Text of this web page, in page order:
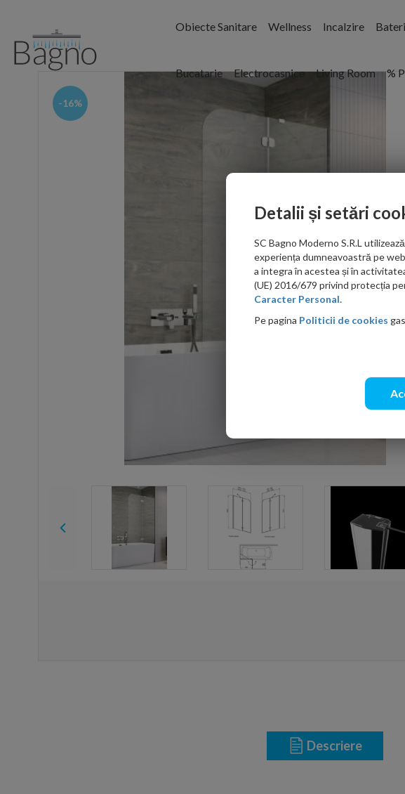
Obiecte Sanitare Wellness Incalzire
Bucatarie Electrocasnice Living Room %
-16%
Descriere
Detalii și setări
SC Bagno Moderno S.R.L
experiența dumneavoastră pe
a integra în acestea și în
(UE) 2016/679 privind protecția
Caracter Personal.
Pe pagina Politicii de cookies